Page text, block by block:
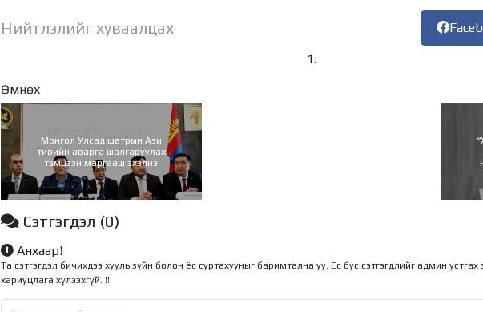
Нийтлэлийг хуваалцах
Өмнөх
Монгол Улсад шатрын Ази
тивийн аварга шалгаруулах
тэмцээн маргааш эхэлнэ
Сэтгэгдэл (0)
Анхаар!
Та сэтгэгдэл бичихдээ хууль зүйн болон ёс суртахууныг баримтална уу. Ёс бус сэтгэгдлийг админ устгах
хариуцлага хүлээхгүй. !!!